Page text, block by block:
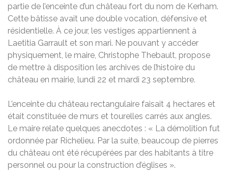
partie de l’enceinte d’un château fort du nom de Kerham.
Cette bâtisse avait une double vocation, défensive et
résidentielle. À ce jour, les vestiges appartiennent à
Laetitia Garrault et son mari. Ne pouvant y accéder
physiquement, le maire, Christophe Thebault, propose
de mettre à disposition les archives de l’histoire du
château en mairie, lundi 22 et mardi 23 septembre.
L’enceinte du château rectangulaire faisait 4 hectares et
était constituée de murs et tourelles carrés aux angles.
Le maire relate quelques anecdotes : « La démolition fut
ordonnée par Richelieu. Par la suite, beaucoup de pierres
du château ont été récupérées par des habitants à titre
personnel ou pour la construction d’églises ».